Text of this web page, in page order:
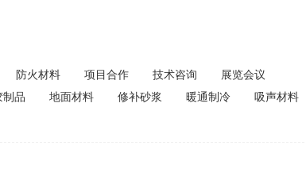
防火材料 项目合作 技术咨询
展览会议
制品 地面材料 修补砂浆 暖通制冷
吸声材料